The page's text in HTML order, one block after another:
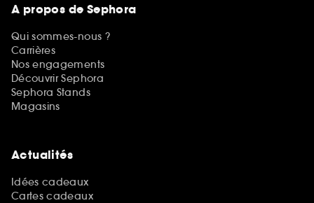
A propos de Sephora
Qui sommes-nous ?
Carrières
Nos engagements
Découvrir Sephora
Sephora Stands
Magasins
Actualités
Idées cadeaux
Cartes cadeaux